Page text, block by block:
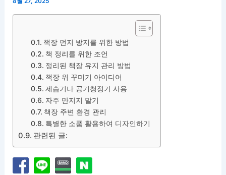
책장 먼지 방지를 위한 방법
책 정리를 위한 조언
정리된 책장 유지 관리 방법
책장 위 꾸미기 아이디어
제습기나 공기청정기 사용
자주 만지지 말기
책장 주변 환경 관리
특별한 소품 활용하여 디자인하기
관련된 글: